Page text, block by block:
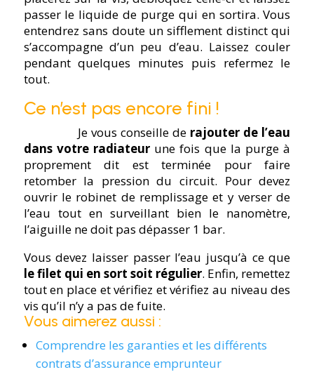
passer le liquide de purge qui en sortira. Vous
entendrez sans doute un sifflement distinct qui
s’accompagne d’un peu d’eau. Laissez couler
pendant quelques minutes puis refermez le
tout.
Ce n’est pas encore fini !
Je vous conseille de rajouter de l’eau
dans votre radiateur une fois que la purge à
proprement dit est terminée pour faire
retomber la pression du circuit. Pour devez
ouvrir le robinet de remplissage et y verser de
l’eau tout en surveillant bien le nanomètre,
l’aiguille ne doit pas dépasser 1 bar.
Vous devez laisser passer l’eau jusqu’à ce que
le filet qui en sort soit régulier. Enfin, remettez
tout en place et vérifiez et vérifiez au niveau des
vis qu’il n’y a pas de fuite.
Vous aimerez aussi :
Comprendre les garanties et les différents
contrats d’assurance emprunteur